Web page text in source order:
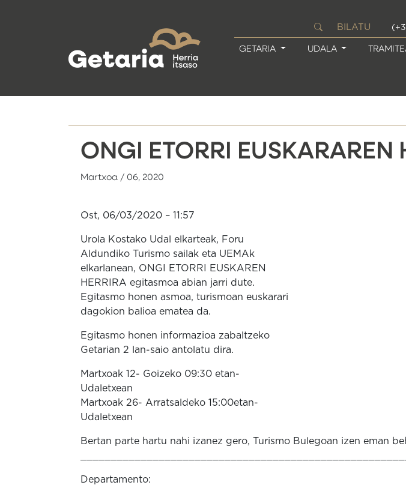
BILATU
GETARIA UDALA
ONGI ETORRI EUSKARAREN
Martxoa / 06, 2020
Ost, 06/03/2020 – 11:57
Urola Kostako Udal elkarteak, Foru
Aldundiko Turismo sailak eta UEMAk
elkarlanean, ONGI ETORRI EUSKAREN
HERRIRA egitasmoa abian jarri dute.
Egitasmo honen asmoa, turismoan euskarari
dagokion balioa ematea da.
Egitasmo honen informazioa zabaltzeko
Getarian 2 lan-saio antolatu dira.
Martxoak 12- Goizeko 09:30 etan-
Udaletxean
Martxoak 26- Arratsaldeko 15:00etan-
Udaletxean
Bertan parte hartu nahi izanez gero, Turismo Bulegoan izen eman
Departamento: